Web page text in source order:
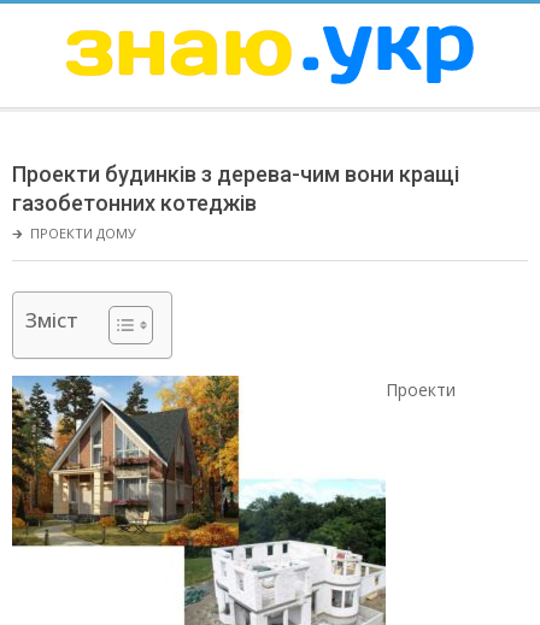
ЗНАЮ
Menu
Проекти будинків з дерева-чим вони кращі
газобетонних котеджів
🡲 ПРОЕКТИ ДОМУ
Зміст
Проекти